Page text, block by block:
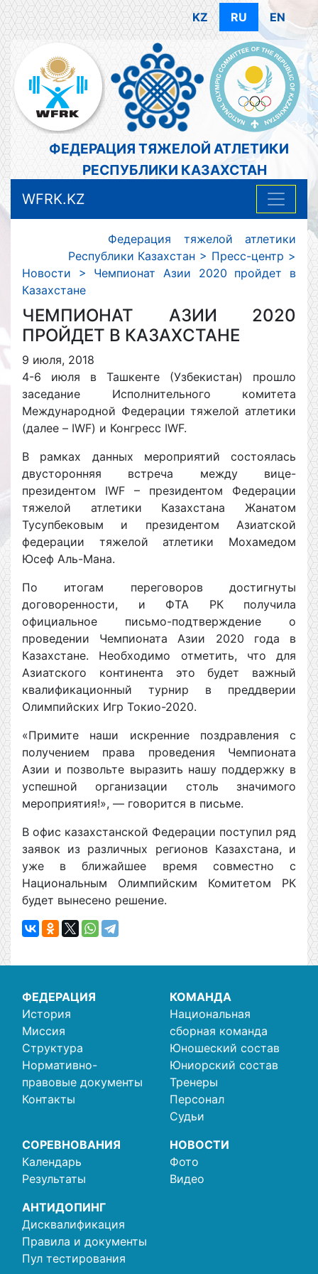
KZ RU EN
ФЕДЕРАЦИЯ ТЯЖЕЛОЙ АТЛЕТИКИ
РЕСПУБЛИКИ КАЗАХСТАН
WFRK.KZ
Федерация тяжелой атлетики
Республики Казахстан > Пресс-центр >
Новости > Чемпионат Азии 2020 пройдет в
Казахстане
ЧЕМПИОНАТ АЗИИ 2020
ПРОЙДЕТ В КАЗАХСТАНЕ
9 июля, 2018
4-6 июля в Ташкенте (Узбекистан) прошло
заседание Исполнительного комитета
Международной Федерации тяжелой атлетики
(далее – IWF) и Конгресс IWF.
В рамках данных мероприятий состоялась
двусторонняя встреча между вице-
президентом IWF – президентом Федерации
тяжелой атлетики Казахстана Жанатом
Тусупбековым и президентом Азиатской
федерации тяжелой атлетики Мохамедом
Юсеф Аль-Мана.
По итогам переговоров достигнуты
договоренности, и ФТА РК получила
официальное письмо-подтверждение о
проведении Чемпионата Азии 2020 года в
Казахстане. Необходимо отметить, что для
Азиатского континента это будет важный
квалификационный турнир в преддверии
Олимпийских Игр Токио-2020.
«Примите наши искренние поздравления с
получением права проведения Чемпионата
Азии и позвольте выразить нашу поддержку в
успешной организации столь значимого
мероприятия!», — говорится в письме.
В офис казахстанской Федерации поступил ряд
заявок из различных регионов Казахстана, и
уже в ближайшее время совместно с
Национальным Олимпийским Комитетом РК
будет вынесено решение.
ФЕДЕРАЦИЯ
История
Миссия
Структура
Нормативно-
правовые документы
Контакты
КОМАНДА
Национальная
сборная команда
Юношеский состав
Юниорский состав
Тренеры
Персонал
Судьи
СОРЕВНОВАНИЯ
Календарь
Результаты
НОВОСТИ
Фото
Видео
АНТИДОПИНГ
Дисквалификация
Правила и документы
Пул тестирования